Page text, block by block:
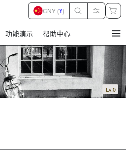
功能演示 帮助中心
CNY (¥)
Lv.0